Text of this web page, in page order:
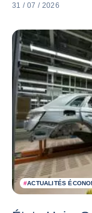
31 / 07 / 2026
#ACTUALITÉS